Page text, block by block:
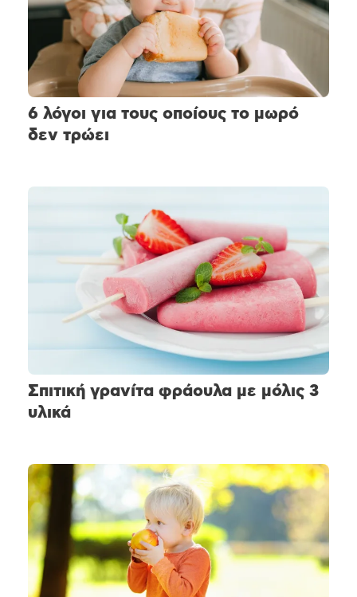
6 λόγοι για τους οποίους το μωρό
δεν τρώει
Σπιτική γρανίτα φράουλα με μόλις 3
υλικά